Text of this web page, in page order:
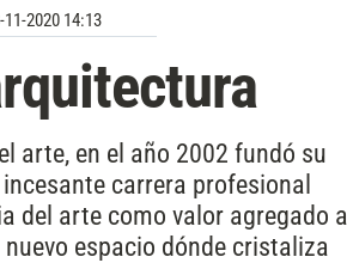
11-2020 14:13
arte, en el año 2002 fundó su
carrera profesional
del arte como valor agregado a
espacio dónde cristaliza